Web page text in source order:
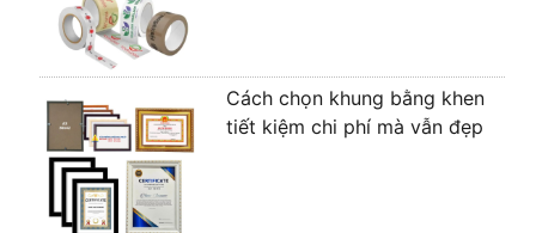
Cách chọn khung bằng khen
tiết kiệm chi phí mà vẫn đẹp